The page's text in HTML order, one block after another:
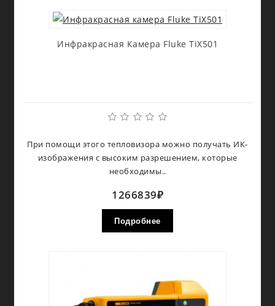
Инфракрасная Камера Fluke TiX501
При помощи этого тепловизора можно получать ИК-
изображения с высоким разрешением, которые
необходимы..
1266839₽
Подробнее